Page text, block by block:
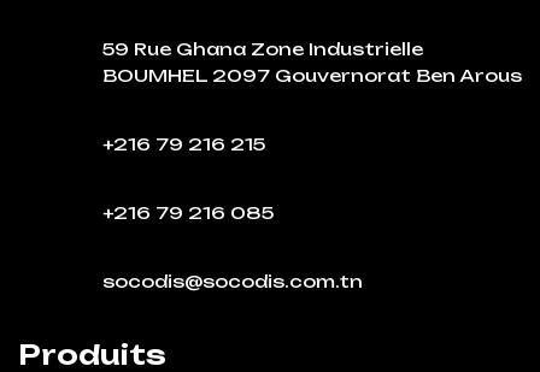
59 Rue Ghana Zone Industrielle
BOUMHEL 2097 Gouvernorat Ben Arous
+216 79 216 215
+216 79 216 085
socodis@socodis.com.tn
Produits